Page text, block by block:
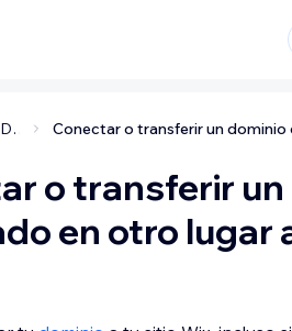
Dominios comprados externamente
o transferir un
en otro lugar